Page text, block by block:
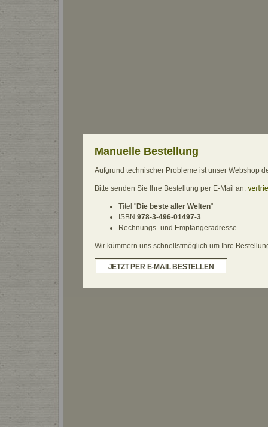
Manuelle Bestellung
Aufgrund technischer Probleme ist unser Webshop
Bitte senden Sie Ihre Bestellung per E-Mail an:
Titel "Die beste aller Welten"
ISBN 978-3-496-01497-3
Rechnungs- und Empfängeradresse
Wir kümmern uns schnellstmöglich um Ihre
JETZT PER E-MAIL BESTELLEN